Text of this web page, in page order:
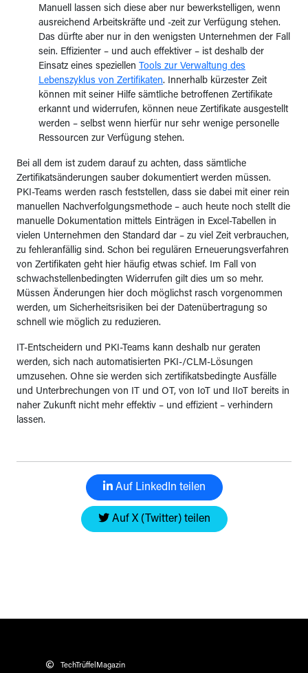
Manuell lassen sich diese aber nur bewerkstelligen, wenn
ausreichend Arbeitskräfte und -zeit zur Verfügung stehen.
Das dürfte aber nur in den wenigsten Unternehmen der Fall
sein. Effizienter – und auch effektiver – ist deshalb der
Einsatz eines speziellen Tools zur Verwaltung des
Lebenszyklus von Zertifikaten. Innerhalb kürzester Zeit
können mit seiner Hilfe sämtliche betroffenen Zertifikate
erkannt und widerrufen, können neue Zertifikate ausgestellt
werden – selbst wenn hierfür nur sehr wenige personelle
Ressourcen zur Verfügung stehen.
Bei all dem ist zudem darauf zu achten, dass sämtliche
Zertifikatsänderungen sauber dokumentiert werden müssen.
PKI-Teams werden rasch feststellen, dass sie dabei mit einer rein
manuellen Nachverfolgungsmethode – auch heute noch stellt die
manuelle Dokumentation mittels Einträgen in Excel-Tabellen in
vielen Unternehmen den Standard dar – zu viel Zeit verbrauchen,
zu fehleranfällig sind. Schon bei regulären Erneuerungsverfahren
von Zertifikaten geht hier häufig etwas schief. Im Fall von
schwachstellenbedingten Widerrufen gilt dies um so mehr.
Müssen Änderungen hier doch möglichst rasch vorgenommen
werden, um Sicherheitsrisiken bei der Datenübertragung so
schnell wie möglich zu reduzieren.
IT-Entscheidern und PKI-Teams kann deshalb nur geraten
werden, sich nach automatisierten PKI-/CLM-Lösungen
umzusehen. Ohne sie werden sich zertifikatsbedingte Ausfälle
und Unterbrechungen von IT und OT, von IoT und IIoT bereits in
naher Zukunft nicht mehr effektiv – und effizient – verhindern
lassen.
Auf LinkedIn teilen
Auf X (Twitter) teilen
TechTrüffelMagazin